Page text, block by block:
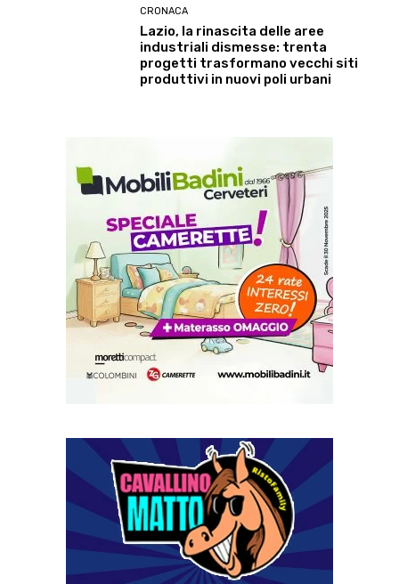
CRONACA
Lazio, la rinascita delle aree
industriali dismesse: trenta
progetti trasformano vecchi siti
produttivi in nuovi poli urbani